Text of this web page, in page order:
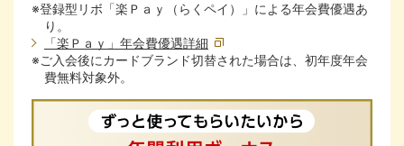
※登録型リボ「楽Ｐａｙ（らくペイ）」による年会費優遇あ
り。
「楽Ｐａｙ」年会費優遇詳細
※ご入会後にカードブランド切替された場合は、初年度年会
費無料対象外。